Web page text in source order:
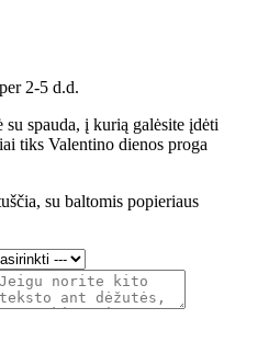
2-5 d.d.
spauda, į kurią galėsite įdėti
tiks Valentino dienos proga
su baltomis popieriaus